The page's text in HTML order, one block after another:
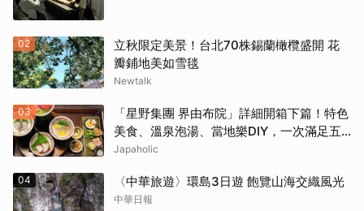
02
立秋限定美景！台北70株錫蘭橄欖盛開 花
瓣鋪地美如雪毯
Newtalk
03
「星野集團 界由布院」詳細開箱下篇！特色
美食、溫泉泡湯、當地樂DIY，一次滿足五
感體驗
Japaholic
04 〈中華旅遊〉環島3日遊 飽覽山海交織風光
中華日報